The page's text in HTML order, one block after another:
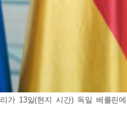
가 13일(현지 시간) 독일 베를